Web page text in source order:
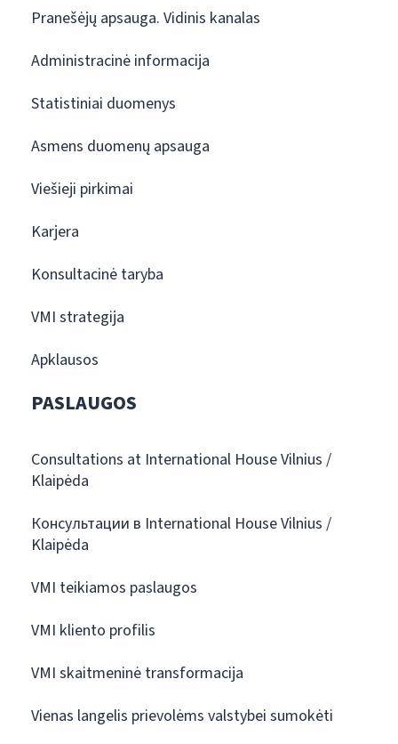
Pranešėjų apsauga. Vidinis kanalas
Administracinė informacija
Statistiniai duomenys
Asmens duomenų apsauga
Viešieji pirkimai
Karjera
Konsultacinė taryba
VMI strategija
Apklausos
PASLAUGOS
Consultations at International House Vilnius /
Klaipėda
Консультации в International House Vilnius /
Klaipėda
VMI teikiamos paslaugos
VMI kliento profilis
VMI skaitmeninė transformacija
Vienas langelis prievolėms valstybei sumokėti